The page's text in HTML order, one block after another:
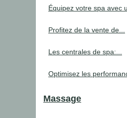
Équipez votre spa avec
Profitez de la vente de...
Les centrales de spa:...
Optimisez les
Massage